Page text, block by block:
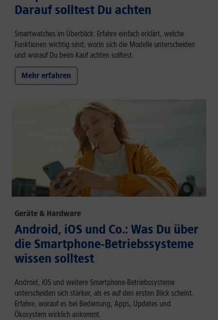
Darauf solltest Du achten
Smartwatches im Überblick: Erfahre einfach erklärt, welche
Funktionen wichtig sind, worin sich die Modelle unterscheiden
und worauf Du beim Kauf achten solltest.
Mehr erfahren
Geräte & Hardware
Android, iOS und Co.: Was Du über
die Smartphone-Betriebssysteme
wissen solltest
Android, iOS und weitere Smartphone-Betriebssysteme
unterscheiden sich stärker, als es auf den ersten Blick scheint.
Erfahre, worauf es bei Bedienung, Apps, Updates und
Ökosystem wirklich ankommt.